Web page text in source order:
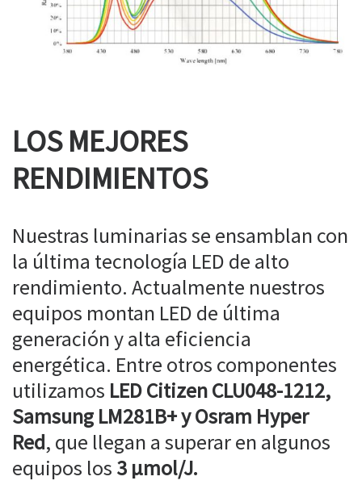
LOS MEJORES
RENDIMIENTOS
Nuestras luminarias se ensamblan con
la última tecnología LED de alto
rendimiento. Actualmente nuestros
equipos montan LED de última
generación y alta eficiencia
energética. Entre otros componentes
utilizamos LED Citizen CLU048-1212,
Samsung LM281B+ y Osram Hyper
Red, que llegan a superar en algunos
equipos los 3 µmol/J.